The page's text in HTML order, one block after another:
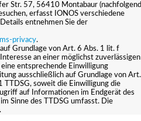
Str. 57, 56410 Montabaur (nachfolgend
erfasst IONOS verschiedene
entnehmen Sie der
privacy.
Grundlage von Art. 6 Abs. 1 lit. f
an einer möglichst zuverlässigen
entsprechende Einwilligung
ausschließlich auf Grundlage von Art.
TTDSG, soweit die Einwilligung die
auf Informationen im Endgerät des
Sinne des TTDSG umfasst. Die